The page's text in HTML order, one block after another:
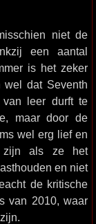
niet de
een aantal
is het zeker
dat Seventh
van leer durft te
maar door de
wel erg lief en
zijn als ze het
en niet
de kritische
van 2010, waar